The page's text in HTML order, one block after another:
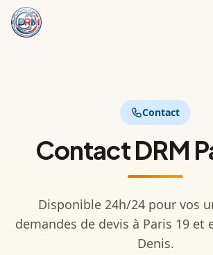
Entretien
Appeler :01 85 09 98
Contact
ContactDRM
Disponible 24h/24 pour vos
demandes de devis à Paris 19et
Denis.